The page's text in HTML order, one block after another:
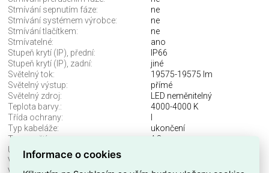
Stmívání sepnutím fáze:
ne
Stmívání systémem výrobce:
ne
Stmívání tlačítkem:
ne
Stmívatelné:
ano
Stupeň krytí (IP), přední:
IP66
Stupeň krytí (IP), zadní:
jiné
Světelný tok:
19575-19575 lm
Světelný výstup:
přímé
Světelný zdroj:
LED neměnitelný
Teplota barvy.:
4000-4000 K
Třída ochrany:
Typ kabeláže:
ukončení
Typ napětí:
AC
Účinnost svítidla.:
Včetně předřadníku:
Informace o cookies